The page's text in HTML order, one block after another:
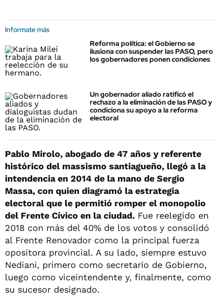
Informate más
Reforma política: el Gobierno se
ilusiona con suspender las PASO, pero
los gobernadores ponen condiciones
Un gobernador aliado ratificó el
rechazo a la eliminación de las PASO y
condiciona su apoyo a la reforma
electoral
Pablo Mirolo, abogado de 47 años y referente
histórico del massismo santiagueño, llegó a la
intendencia en 2014 de la mano de Sergio
Massa, con quien diagramó la estrategia
electoral que le permitió romper el monopolio
del Frente Cívico en la ciudad. Fue reelegido en
2018 con más del 40% de los votos y consolidó
al Frente Renovador como la principal fuerza
opositora provincial. A su lado, siempre estuvo
Nediani, primero como secretario de Gobierno,
luego como viceintendente y, finalmente, como
su sucesor designado.